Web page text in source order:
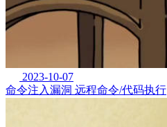
2023-10-07
命令注入漏洞 远程命令/代码执行